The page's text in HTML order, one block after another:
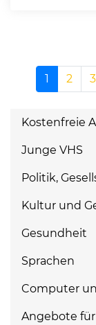
1 2 3
Kostenfreie
Junge VHS
Politik,
Kultur und
Gesundheit
Sprachen
Computer
Angebote